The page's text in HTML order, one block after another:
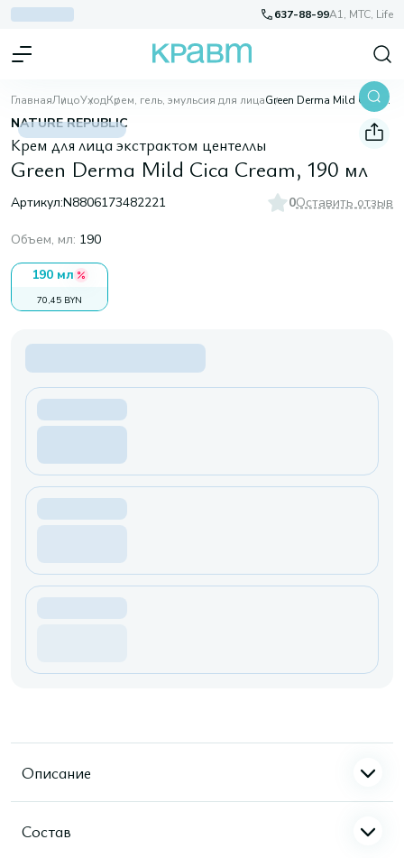
637-88-99A1, МТС, Life
ГлавнаяЛицоУходКрем, гель, эмульсия для лица Green Derma Mild Cica Cream, 190 мл
NATURE REPUBLIC
Крем для лица экстрактом центеллы
Green Derma Mild Cica Cream, 190 мл
Артикул:N8806173482221 0Оставить отзыв
Объем, мл: 190
190 мл
70,45 BYN
Описание
Состав